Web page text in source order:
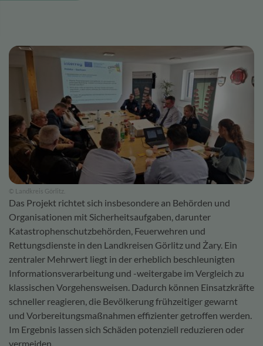
© Landkreis Görlitz.
Das Projekt richtet sich insbesondere an Behörden und
Organisationen mit Sicherheitsaufgaben, darunter
Katastrophenschutzbehörden, Feuerwehren und
Rettungsdienste in den Landkreisen Görlitz und Żary. Ein
zentraler Mehrwert liegt in der erheblich beschleunigten
Informationsverarbeitung und -weitergabe im Vergleich zu
klassischen Vorgehensweisen. Dadurch können Einsatzkräfte
schneller reagieren, die Bevölkerung frühzeitiger gewarnt
und Vorbereitungsmaßnahmen effizienter getroffen werden.
Im Ergebnis lassen sich Schäden potenziell reduzieren oder
vermeiden.